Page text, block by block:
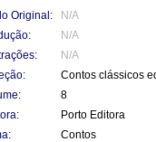
Original:
N/A
N/A
N/A
Contos clássicos
8
Porto Editora
Contos